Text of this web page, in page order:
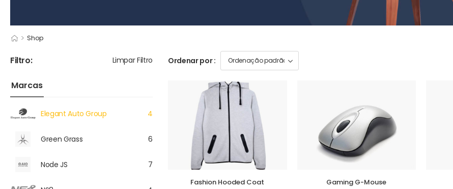
> Shop
Filtro: Limpar Filtro
Marcas
Elegant Auto Group 4
Green Grass 6
Node JS 7
Ordenar por :
Fashion Hooded Coat Gaming G-Mouse